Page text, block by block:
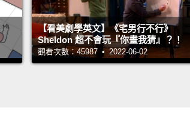
【看美劇學英文】《宅男行不行》
Sheldon 超不會玩『你畫我猜』？！
觀看次數：45987 • 2022-06-02